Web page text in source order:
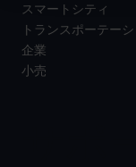
スマートシティ
トランスポーテー
企業
小売